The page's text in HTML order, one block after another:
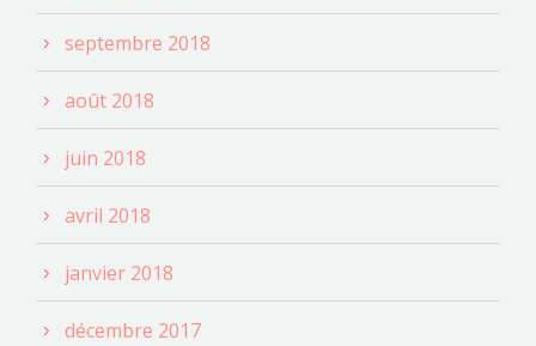
septembre 2018
août 2018
juin 2018
avril 2018
janvier 2018
décembre 2017